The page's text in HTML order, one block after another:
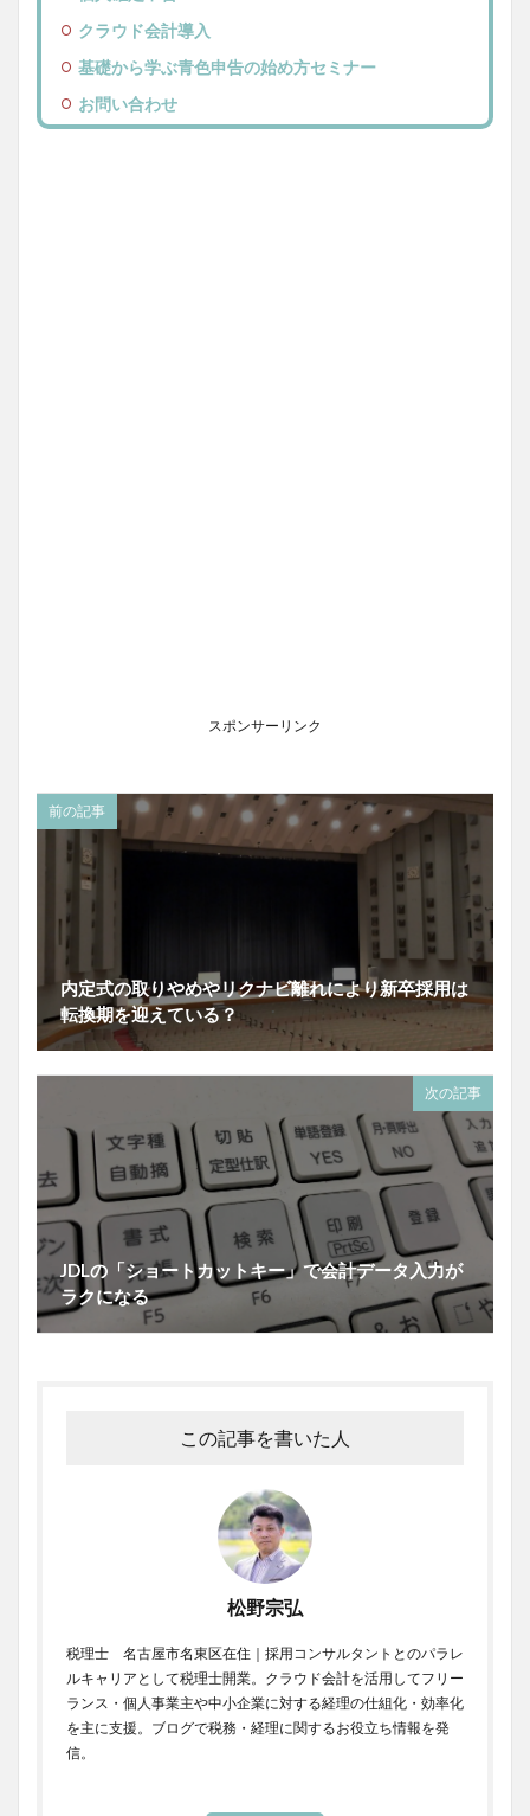
クラウド会計導入
基礎から学ぶ青色申告の始め方セミナー
お問い合わせ
スポンサーリンク
前の記事
内定式の取りやめやリクナビ離れにより新卒採用は
転換期を迎えている？
次の記事
JDLの「ショートカットキー」で会計データ入力が
ラクになる
この記事を書いた人
松野宗弘
税理士 名古屋市名東区在住｜採用コンサルタントとのパラレ
ルキャリアとして税理士開業。クラウド会計を活用してフリー
ランス・個人事業主や中小企業に対する経理の仕組化・効率化
を主に支援。ブログで税務・経理に関するお役立ち情報を発
信。